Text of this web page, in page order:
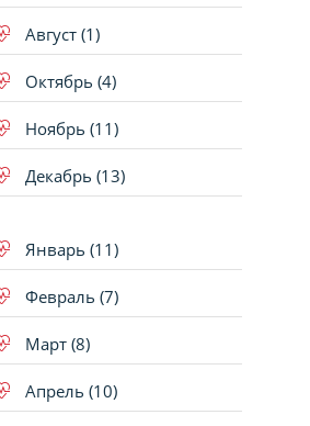
Август (1)
Октябрь (4)
Ноябрь (11)
Декабрь (13)
Январь (11)
Февраль (7)
Март (8)
Апрель (10)